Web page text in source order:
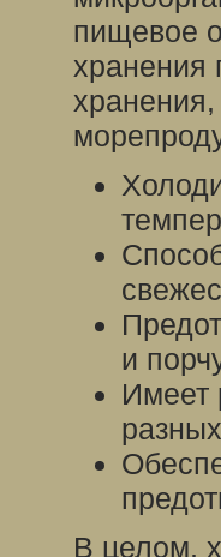
пищевое
хранения
и
Имеет
В целом,